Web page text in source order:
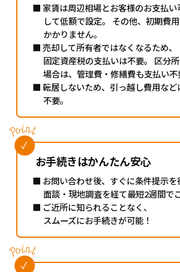
■ 家賃は周辺相場とお客様のお支払い
して低額で設定。
その他、初期費
かかりません。
■ 売却して所有者ではなくなるため、
固定資産税の支払いは不要。
区分
場合は、管理費・修繕費も支払い不
■ 転居しないため、引っ越し費用など
不要。
お手続きはかんたん安心
■ お問い合わせ後、すぐに条件提示を
面談・現地調査を経て最短2週間で
■ ご近所に知られることなく、
スムーズにお手続きが可能！